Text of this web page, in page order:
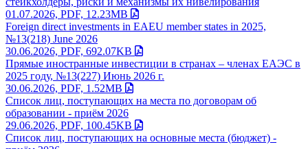
01.07.2026, PDF, 12.23MB
Foreign direct investments in EAEU member states in 2025,
№13(218) June 2026
30.06.2026, PDF, 692.07KB
Прямые иностранные инвестиции в странах – членах ЕАЭС в
2025 году, №13(227) Июнь 2026 г.
30.06.2026, PDF, 1.52MB
Список лиц, поступающих на места по договорам об
образовании - приём 2026
29.06.2026, PDF, 100.45KB
Список лиц, поступающих на основные места (бюджет) -